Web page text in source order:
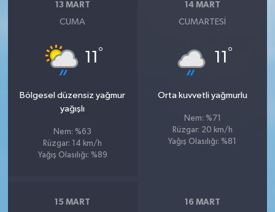
13 MART
CUMA
11 °
Bölgesel düzensiz yağmur
yağışlı
Nem: %63
Rüzgar: 14 km/h
Yağış Olasılığı: %89
14 MART
CUMARTESI
11 °
Orta kuvvetli yağmurlu
Nem: %71
Rüzgar: 20 km/h
Yağış Olasılığı: %81
15 MART 16 MART